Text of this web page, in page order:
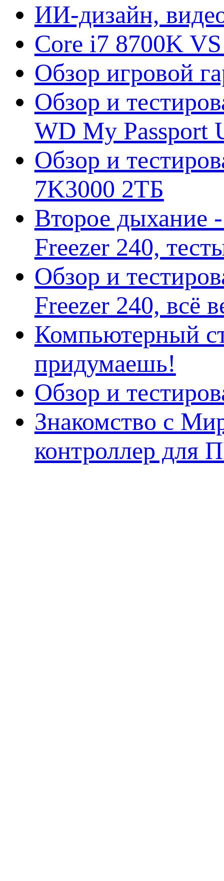
ИИ-дизайн,
Core i7 8700K
Обзор игровой
Обзор и
WD My Passport
Обзор и
7K3000 2ТБ
Второе дыхание
Freezer 240,
Обзор и
Freezer 240, всё
Компьютерный
придумаешь!
Обзор и
Знакомство с
контроллер для